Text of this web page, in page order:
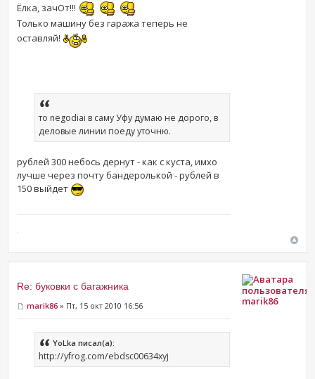
Ёлка, зачОт!!!
Только машину без гаража теперь не
оставляй!
то negodiai в саму Уфу думаю не дорого, в
деловые линии поеду уточню.
рублей 300 небось дернут - как с куста, имхо
лучше через почту бандеролькой - рублей в
150 выйдет
.
Re: буковки с багажника
marik86 » Пт, 15 окт 2010 16:56
YoLka писал(а):
http://yfrog.com/ebdsc00634xyj
marik86